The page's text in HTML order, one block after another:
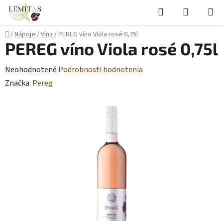
Prejsť
obsah
Hľadať
KOŠÍK
Domov
/Nápoje/Vína/PEREG víno Viola rosé 0,75l
PEREG víno Viola rosé 0,75l
Priemerné
hodnotenie
Neohodnotené Podrobnosti hodnotenia
Značka: Pereg